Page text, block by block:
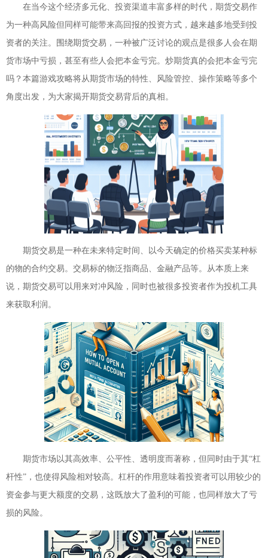
在当今这个经济多元化、投资渠道丰富多样的时代，期货交易作
为一种高风险但同样可能带来高回报的投资方式，越来越多地受到投
资者的关注。围绕期货交易，一种被广泛讨论的观点是很多人会在期
货市场中亏损，甚至有些人会把本金亏完。炒期货真的会把本金亏完
吗？本篇游戏攻略将从期货市场的特性、风险管控、操作策略等多个
角度出发，为大家揭开期货交易背后的真相。
期货交易是一种在未来特定时间、以今天确定的价格买卖某种标
的物的合约交易。交易标的物泛指商品、金融产品等。从本质上来
说，期货交易可以用来对冲风险，同时也被很多投资者作为投机工具
来获取利润。
期货市场以其高效率、公平性、透明度而著称，但同时由于其“杠
杆性”，也使得风险相对较高。杠杆的作用意味着投资者可以用较少的
资金参与更大额度的交易，这既放大了盈利的可能，也同样放大了亏
损的风险。